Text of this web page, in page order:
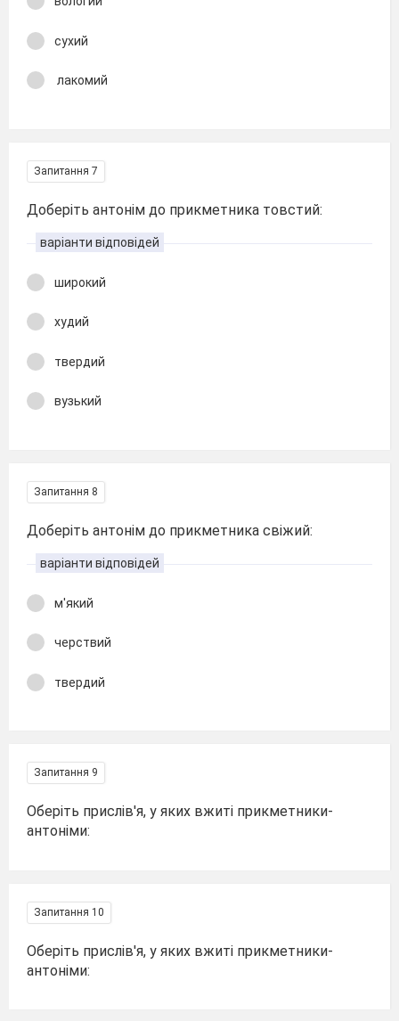
сухий
лакомий
Запитання 7
Доберіть антонім до прикметника товстий:
варіанти відповідей
широкий
худий
твердий
вузький
Запитання 8
Доберіть антонім до прикметника свіжий:
варіанти відповідей
м'який
черствий
твердий
Запитання 9
Оберіть прислів'я, у яких вжиті прикметники-
антоніми:
Запитання 10
Оберіть прислів'я, у яких вжиті прикметники-
антоніми: